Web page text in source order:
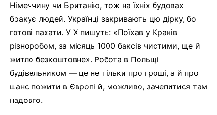
Німеччину чи Британію, тож на їхніх будовах
бракує людей. Українці закривають цю дірку, бо
готові пахати. У X пишуть: «Поїхав у Краків
різноробом, за місяць 1000 баксів чистими, ще й
житло безкоштовне». Робота в Польщі
будівельником — це не тільки про гроші, а й про
шанс пожити в Європі й, можливо, зачепитися там
надовго.